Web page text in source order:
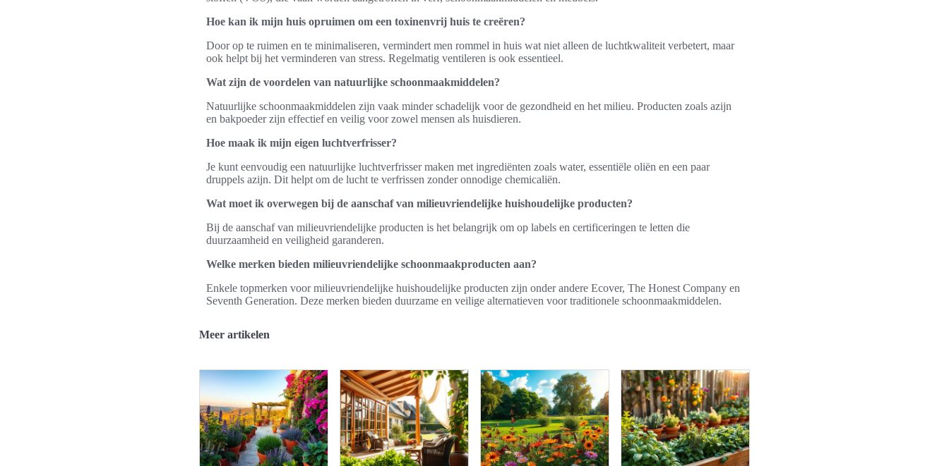
Hoe kan ik mijn huis opruimen om een toxinenvrij huis te creëren?
Door op te ruimen en te minimaliseren, vermindert men rommel in huis wat niet alleen de luchtkwaliteit verbetert, maar
ook helpt bij het verminderen van stress. Regelmatig ventileren is ook essentieel.
Wat zijn de voordelen van natuurlijke schoonmaakmiddelen?
Natuurlijke schoonmaakmiddelen zijn vaak minder schadelijk voor de gezondheid en het milieu. Producten zoals azijn
en bakpoeder zijn effectief en veilig voor zowel mensen als huisdieren.
Hoe maak ik mijn eigen luchtverfrisser?
Je kunt eenvoudig een natuurlijke luchtverfrisser maken met ingrediënten zoals water, essentiële oliën en een paar
druppels azijn. Dit helpt om de lucht te verfrissen zonder onnodige chemicaliën.
Wat moet ik overwegen bij de aanschaf van milieuvriendelijke huishoudelijke producten?
Bij de aanschaf van milieuvriendelijke producten is het belangrijk om op labels en certificeringen te letten die
duurzaamheid en veiligheid garanderen.
Welke merken bieden milieuvriendelijke schoonmaakproducten aan?
Enkele topmerken voor milieuvriendelijke huishoudelijke producten zijn onder andere Ecover, The Honest Company en
Seventh Generation. Deze merken bieden duurzame en veilige alternatieven voor traditionele schoonmaakmiddelen.
Meer artikelen